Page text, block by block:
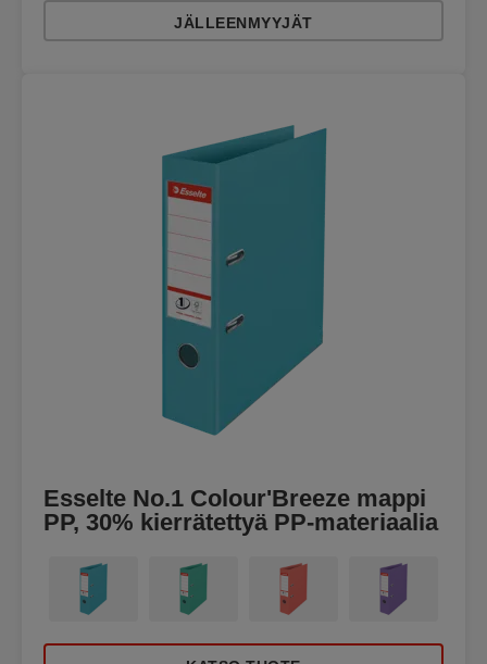
JÄLLEENMYYJÄT
Esselte No.1 Colour'Breeze mappi
PP, 30% kierrätettyä PP-materiaalia